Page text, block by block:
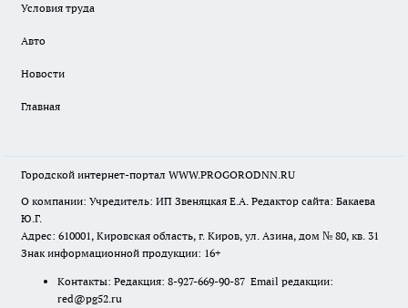
Условия труда
Авто
Новости
Главная
Городской интернет-портал WWW.PROGORODNN.RU
О компании: Учредитель: ИП Звеняцкая Е.А. Редактор сайта: Бакаева
Ю.Г.
Адрес: 610001, Кировская область, г. Киров, ул. Азина, дом № 80, кв. 31
Знак информационной продукции: 16+
Контакты: Редакция: 8-927-669-90-87 Email редакции:
red@pg52.ru